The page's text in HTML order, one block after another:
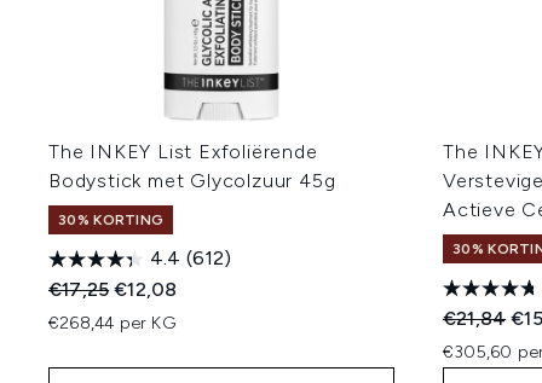
The INKEY List Exfoliërende
Bodystick met Glycolzuur 45g
30% KORTING
4.4 (612)
Recommended Retail Price:
€17,25Huidige prijs:
€12,08
€268,44 per KG
The
Actieve
30%
€21,84
€305,60